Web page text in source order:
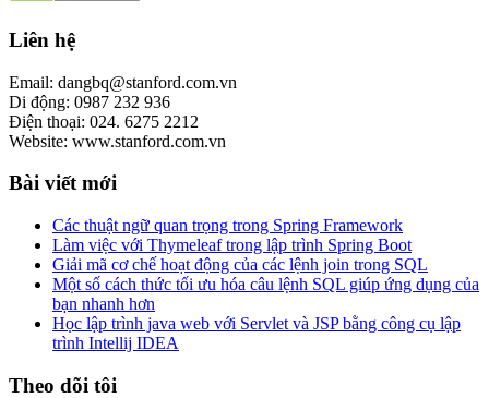
Liên hệ
Email: dangbq@stanford.com.vn
Di động: 0987 232 936
Điện thoại: 024. 6275 2212
Website: www.stanford.com.vn
Bài viết mới
Các thuật ngữ quan trọng trong Spring Framework
Làm việc với Thymeleaf trong lập trình Spring Boot
Giải mã cơ chế hoạt động của các lệnh join trong SQL
Một số cách thức tối ưu hóa câu lệnh SQL giúp ứng dụng của
bạn nhanh hơn
Học lập trình java web với Servlet và JSP bằng công cụ lập
trình Intellij IDEA
Theo dõi tôi